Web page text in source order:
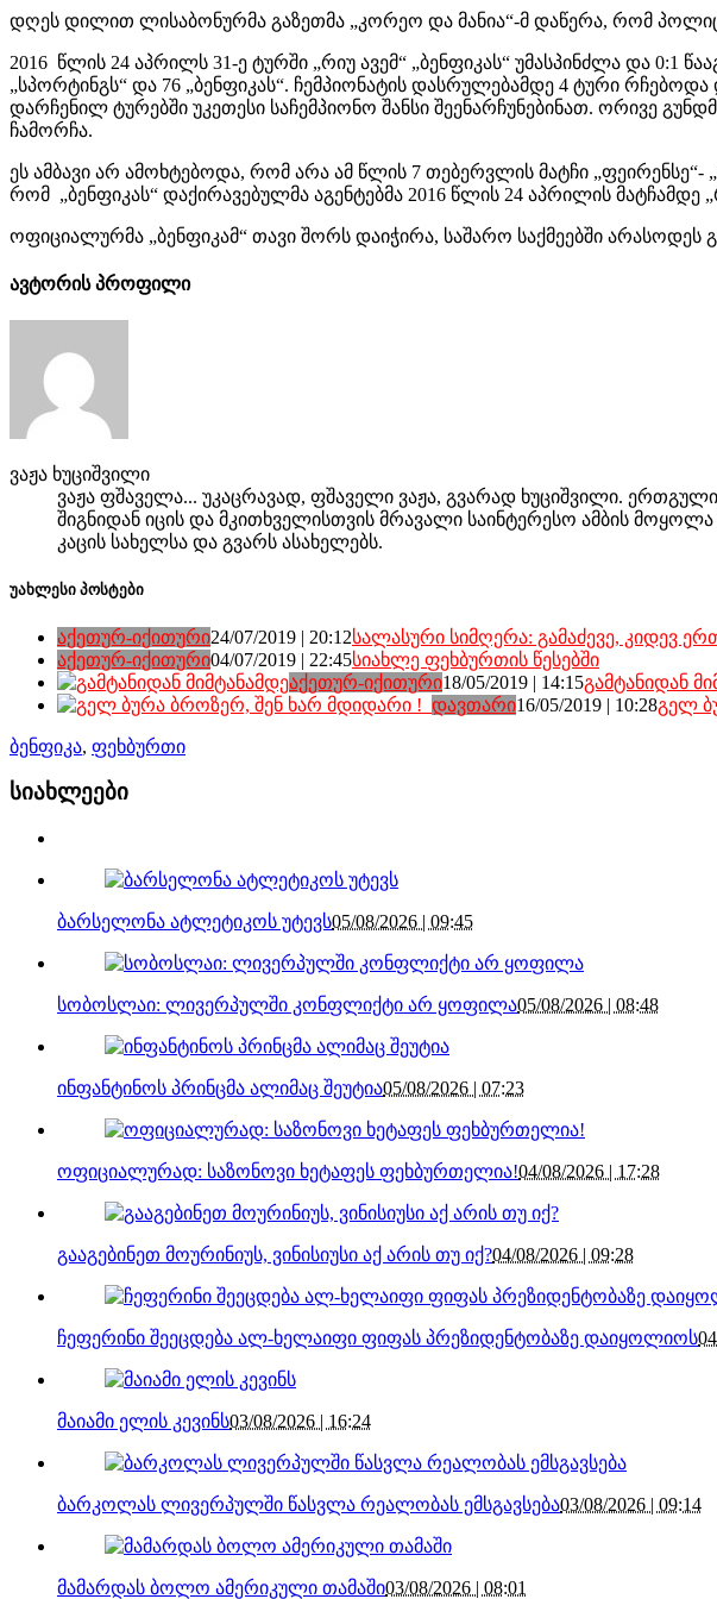
დღეს დილით ლისაბონურმა გაზეთმა „კორეო და მანია“-მ დაწერა, რომ
2016 წლის 24 აპრილს 31-ე ტურში „რიუ ავემ“ „ბენფიკას“ უმასპინძლა და
„სპორტინგს“ და 76 „ბენფიკას“. ჩემპიონატის დასრულებამდე 4 ტური
დარჩენილ ტურებში უკეთესი საჩემპიონო შანსი შეენარჩუნებინათ. ორივე
ჩამორჩა.
ეს ამბავი არ ამოხტებოდა, რომ არა ამ წლის 7 თებერვლის მატჩი
რომ „ბენფიკას“ დაქირავებულმა აგენტებმა 2016 წლის 24 აპრილის
ოფიციალურმა „ბენფიკამ“ თავი შორს დაიჭირა, საშარო საქმეებში
ავტორის პროფილი
ვაჟა ხუციშვილი
ვაჟა ფშაველა... უკაცრავად, ფშაველი ვაჟა, გვარად ხუციშვილი.
შიგნიდან იცის და მკითხველისთვის მრავალი საინტერესო ამბის მოყოლა
კაცის სახელსა და გვარს ასახელებს.
უახლესი პოსტები
აქეთურ-იქითური24/07/2019 | 20:12სალასური სიმღერა: გამაძევე, კიდევ
აქეთურ-იქითური04/07/2019 | 22:45სიახლე ფეხბურთის წესებში
აქეთურ-იქითური18/05/2019 | 14:15გამტანიდან
დავთარი16/05/2019 | 10:28გელ
ბენფიკა, ფეხბურთი
სიახლეები
ბარსელონა ატლეტიკოს უტევს05/08/2026 | 09:45
სობოსლაი: ლივერპულში კონფლიქტი არ ყოფილა05/08/2026 | 08:48
ინფანტინოს პრინცმა ალიმაც შეუტია05/08/2026 | 07:23
ოფიციალურად: საზონოვი ხეტაფეს ფეხბურთელია!04/08/2026 | 17:28
გააგებინეთ მოურინიუს, ვინისიუსი აქ არის თუ იქ?04/08/2026 | 09:28
ჩეფერინი შეეცდება ალ-ხელაიფი ფიფას პრეზიდენტობაზე დაიყოლიოს
მაიამი ელის კევინს03/08/2026 | 16:24
ბარკოლას ლივერპულში წასვლა რეალობას ემსგავსება03/08/2026 | 09:14
მამარდას ბოლო ამერიკული თამაში03/08/2026 | 08:01